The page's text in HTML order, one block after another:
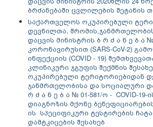
ბრძანებაში ცვლილების შეტანის
საქართველოს ოკუპირებული
დევნილთა,
დაცვის მინისტრის ბ რ ძ ა ნ ე ბ ა
კორონავირუსით (SARS-CoV-2)
ინფექციის (COVID - 19)
კლინიკური ჯგუფის შექმნის
ოკუპირებული ტერიტორიებიდან
ჯანმრთელობისა და სოციალური
რ ძ ა ნ ე ბ ა № 01-581/ო - COVID-19-
დიაგნოზის მქონე
ის სპეციფიკური ტესტირების
დამტკიცების შესახებ